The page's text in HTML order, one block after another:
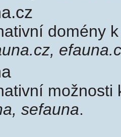
domény
sefauna.